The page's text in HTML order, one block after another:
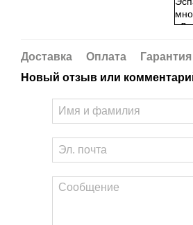
Доставка Оплата Гарантия
Новый отзыв или